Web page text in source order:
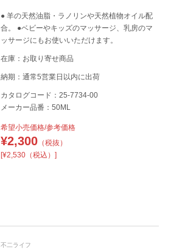
● 羊の天然油脂・ラノリンや天然植物オイル配
合。 ●ベビーやキッズのマッサージ、乳房のマ
ッサージにもお使いいただけます。
在庫：お取り寄せ商品
納期：通常5営業日以内に出荷
カタログコード：25-7734-00
メーカー品番：50ML
希望小売価格/参考価格
¥2,300（税抜）
[¥2,530（税込）]
不二ライフ